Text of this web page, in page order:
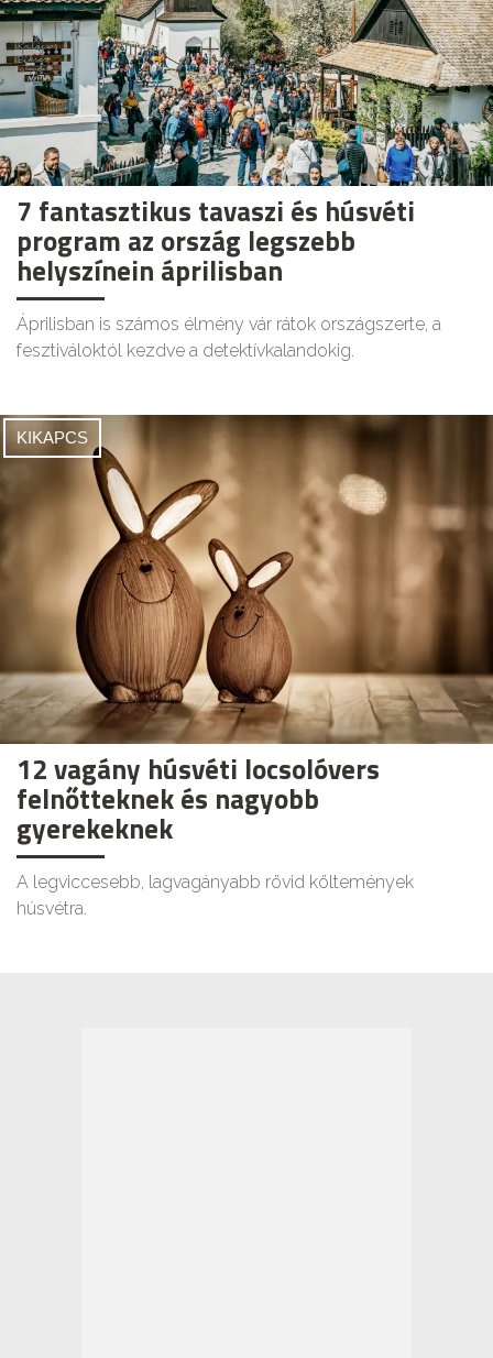
7 fantasztikus tavaszi és húsvéti
program az ország legszebb
helyszínein áprilisban
Áprilisban is számos élmény vár rátok országszerte, a
fesztiváloktól kezdve a detektívkalandokig.
KIKAPCS
12 vagány húsvéti locsolóvers
felnőtteknek és nagyobb
gyerekeknek
A legviccesebb, lagvagányabb rövid költemények
húsvétra.